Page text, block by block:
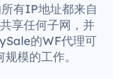
有IP地址都来自
享任何子网，并
的WF代理可
模的工作。